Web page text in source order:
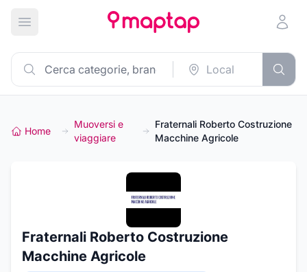
Apri menu principale
Home
Muoversi e
viaggiare
Fraternali Roberto Costruzione
Macchine Agricole
Fraternali Roberto Costruzione
Macchine Agricole